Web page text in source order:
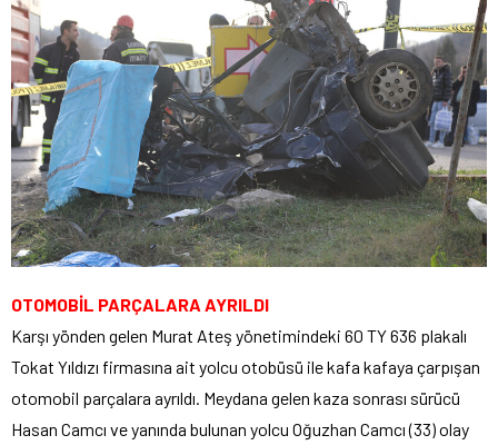
OTOMOBİL PARÇALARA AYRILDI
Karşı yönden gelen Murat Ateş yönetimindeki 60 TY 636 plakalı
Tokat Yıldızı firmasına ait yolcu otobüsü ile kafa kafaya çarpışan
otomobil parçalara ayrıldı. Meydana gelen kaza sonrası sürücü
Hasan Camcı ve yanında bulunan yolcu Oğuzhan Camcı (33) olay